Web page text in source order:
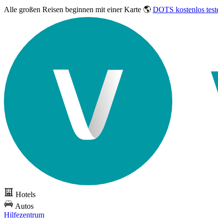
Alle großen Reisen beginnen mit einer Karte 🌎 DOTS kostenlos
Hotels
Autos
Hilfezentrum